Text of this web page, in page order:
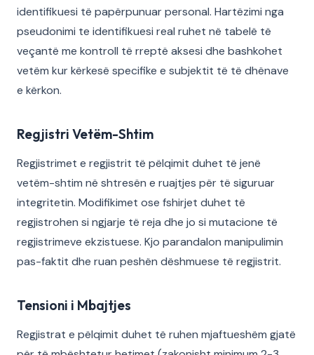
identifikuesi të papërpunuar personal. Hartëzimi nga
pseudonimi te identifikuesi real ruhet në tabelë të
veçantë me kontroll të rreptë aksesi dhe bashkohet
vetëm kur kërkesë specifike e subjektit të të dhënave
e kërkon.
Regjistri Vetëm-Shtim
Regjistrimet e regjistrit të pëlqimit duhet të jenë
vetëm-shtim në shtresën e ruajtjes për të siguruar
integritetin. Modifikimet ose fshirjet duhet të
regjistrohen si ngjarje të reja dhe jo si mutacione të
regjistrimeve ekzistuese. Kjo parandalon manipulimin
pas-faktit dhe ruan peshën dëshmuese të regjistrit.
Tensioni i Mbajtjes
Regjistrat e pëlqimit duhet të ruhen mjaftueshëm gjatë